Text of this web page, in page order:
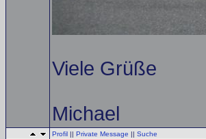
Viele Grüße
Michael
Profil || Private Message || Suche